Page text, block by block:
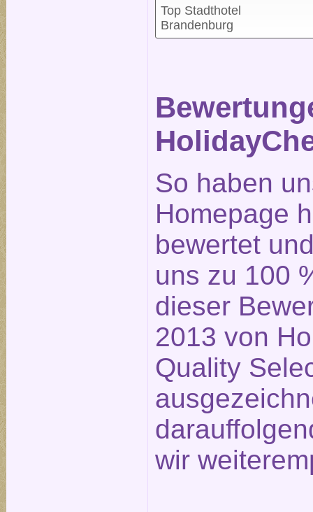
Top Stadthotel
Brandenburg
So haben
Homepage
bewertet
uns zu 100
dieser
2013 von
Quality
wir